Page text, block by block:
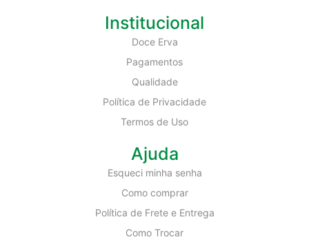
Institucional
Doce Erva
Pagamentos
Qualidade
Política de Privacidade
Termos de Uso
Ajuda
Esqueci minha senha
Como comprar
Política de Frete e Entrega
Como Trocar